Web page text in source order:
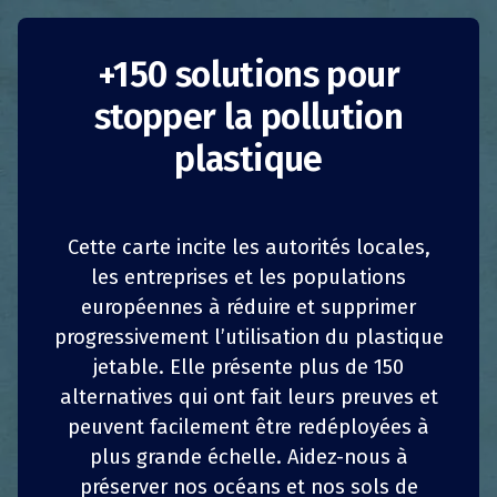
The Butt Hike : la
chasse au mégots
Actions de sensibilisation
ONG
En 2018, Andreas Noe, biologiste moléculaire
connu pour être à l’origine de The Trash
Traveler, se rend au Portugal pour surfer sur
les vagues des plages de Lisbonne. Alarmé par
les quantités de plastiques qui s’offrent alors à
sa vue, il décide de mettre un terme à sa
carrière biomédicale et de se lancer dans la
sensibilisation sur les dégâts de la pollution
1 PARTAGER z PARTAGER
4 PARTAGER
+150 solutions pour
stopper la pollution
plastique
Cette carte incite les autorités locales,
les entreprises et les populations
européennes à réduire et supprimer
progressivement l’utilisation du plastique
jetable. Elle présente plus de 150
alternatives qui ont fait leurs preuves et
peuvent facilement être redéployées à
plus grande échelle. Aidez-nous à
préserver nos océans et nos sols de
1 PARTAGER z PARTAGER
4 PARTAGER